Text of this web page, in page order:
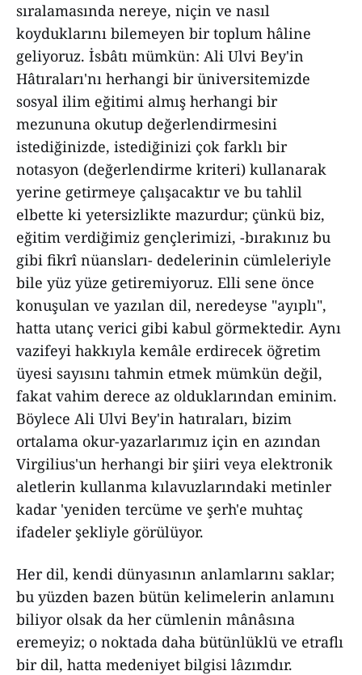
sıralamasında nereye, niçin ve nasıl
koyduklarını bilemeyen bir toplum hâline
geliyoruz. İsbâtı mümkün: Ali Ulvi Bey'in
Hâtıraları'nı herhangi bir üniversitemizde
sosyal ilim eğitimi almış herhangi bir
mezununa okutup değerlendirmesini
istediğinizde, istediğinizi çok farklı bir
notasyon (değerlendirme kriteri) kullanarak
yerine getirmeye çalışacaktır ve bu tahlil
elbette ki yetersizlikte mazurdur; çünkü biz,
eğitim verdiğimiz gençlerimizi, -bırakınız bu
gibi fikrî nüansları- dedelerinin cümleleriyle
bile yüz yüze getiremiyoruz. Elli sene önce
konuşulan ve yazılan dil, neredeyse "ayıplı",
hatta utanç verici gibi kabul görmektedir. Aynı
vazifeyi hakkıyla kemâle erdirecek öğretim
üyesi sayısını tahmin etmek mümkün değil,
fakat vahim derece az olduklarından eminim.
Böylece Ali Ulvi Bey'in hatıraları, bizim
ortalama okur-yazarlarımız için en azından
Virgilius'un herhangi bir şiiri veya elektronik
aletlerin kullanma kılavuzlarındaki metinler
kadar 'yeniden tercüme ve şerh'e muhtaç
ifadeler şekliyle görülüyor.
Her dil, kendi dünyasının anlamlarını saklar;
bu yüzden bazen bütün kelimelerin anlamını
biliyor olsak da her cümlenin mânâsına
eremeyiz; o noktada daha bütünlüklü ve etraflı
bir dil, hatta medeniyet bilgisi lâzımdır.